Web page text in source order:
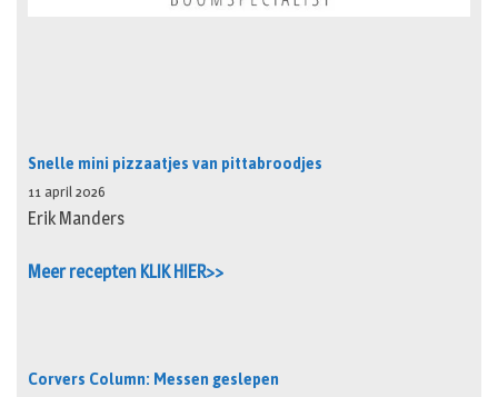
Snelle mini pizzaatjes van pittabroodjes
11 april 2026
Erik Manders
Meer recepten KLIK HIER>>
Corvers Column: Messen geslepen